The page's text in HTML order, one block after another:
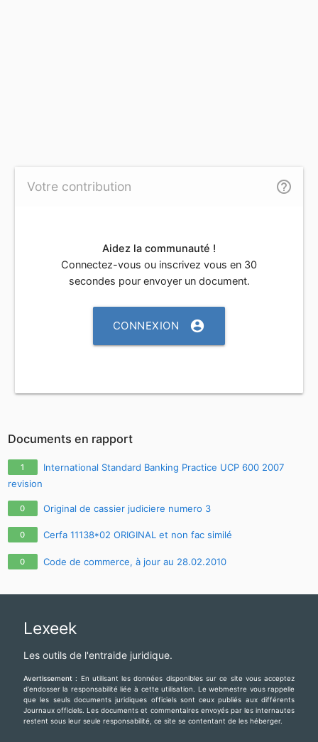
Votre contribution help_outline
Aidez la communauté !
Connectez-vous ou inscrivez vous en 30
secondes pour envoyer un document.
CONNEXION account_circle
Documents en rapport
1
International Standard Banking Practice UCP 600 2007
revision
0 Original de cassier judiciere numero 3
0 Cerfa 11138*02 ORIGINAL et non fac similé
0 Code de commerce, à jour au 28.02.2010
Lexeek
Les outils de l'entraide juridique.
Avertissement : En utilisant les données disponibles sur ce site vous acceptez
d'endosser la responsabilité liée à cette utilisation. Le webmestre vous rappelle
que les seuls documents juridiques officiels sont ceux publiés aux différents
Journaux officiels. Les documents et commentaires envoyés par les internautes
restent sous leur seule responsabilité, ce site se contentant de les héberger.